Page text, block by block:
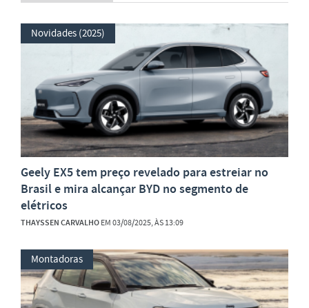
Novidades (2025)
Geely EX5 tem preço revelado para estreiar no
Brasil e mira alcançar BYD no segmento de
elétricos
THAYSSEN CARVALHOEM 03/08/2025, ÀS 13:09
Montadoras